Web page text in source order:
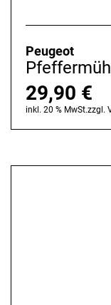
Peugeot
29,90 €
inkl. 20 % MwSt.zzgl.